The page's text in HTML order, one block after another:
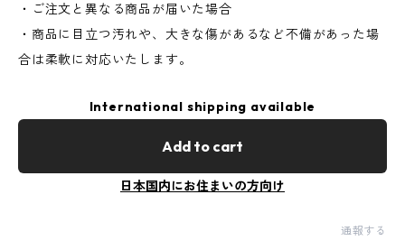
・ご注文と異なる商品が届いた場合
・商品に目立つ汚れや、大きな傷があるなど不備があった場
合は柔軟に対応いたします。
International shipping available
Add to cart
日本国内にお住まいの方向け
通報する